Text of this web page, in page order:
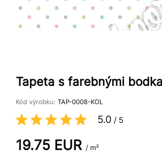
Tapeta s farebnými
Kód výrobku: TAP-0008-KOL
5.0 / 5
19.75 EUR / m²